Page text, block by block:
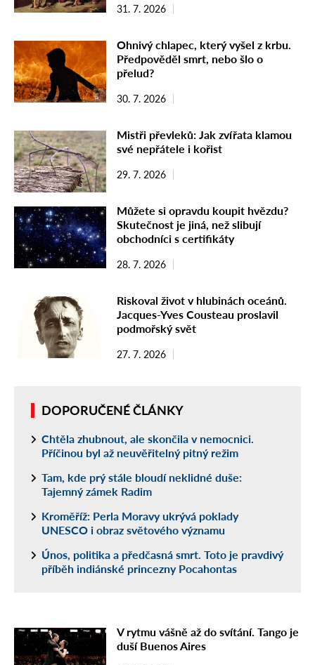
31. 7. 2026
Ohnivý chlapec, který vyšel z krbu.
Předpověděl smrt, nebo šlo o
přelud?
30. 7. 2026
Mistři převleků: Jak zvířata klamou
své nepřátele i kořist
29. 7. 2026
Můžete si opravdu koupit hvězdu?
Skutečnost je jiná, než slibují
obchodníci s certifikáty
28. 7. 2026
Riskoval život v hlubinách oceánů.
Jacques-Yves Cousteau proslavil
podmořský svět
27. 7. 2026
DOPORUČENÉ ČLÁNKY
Chtěla zhubnout, ale skončila v nemocnici.
Příčinou byl až neuvěřitelný pitný režim
Tam, kde prý stále bloudí neklidné duše:
Tajemný zámek Radim
Kroměříž: Perla Moravy ukrývá poklady
UNESCO i obraz světového významu
Únos, politika a předčasná smrt. Toto je pravdivý
příběh indiánské princezny Pocahontas
V rytmu vášně až do svítání. Tango je
duší Buenos Aires